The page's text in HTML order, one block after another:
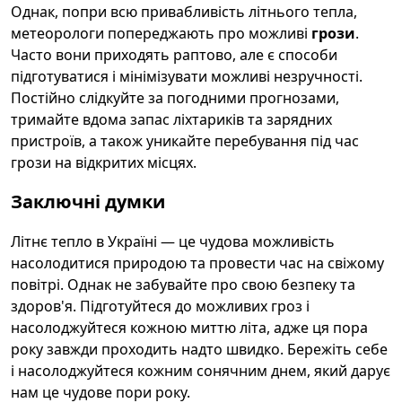
Однак, попри всю привабливість літнього тепла,
метеорологи попереджають про можливі грози.
Часто вони приходять раптово, але є способи
підготуватися і мінімізувати можливі незручності.
Постійно слідкуйте за погодними прогнозами,
тримайте вдома запас ліхтариків та зарядних
пристроїв, а також уникайте перебування під час
грози на відкритих місцях.
Заключні думки
Літнє тепло в Україні — це чудова можливість
насолодитися природою та провести час на свіжому
повітрі. Однак не забувайте про свою безпеку та
здоров'я. Підготуйтеся до можливих гроз і
насолоджуйтеся кожною миттю літа, адже ця пора
року завжди проходить надто швидко. Бережіть себе
і насолоджуйтеся кожним сонячним днем, який дарує
нам це чудове пори року.